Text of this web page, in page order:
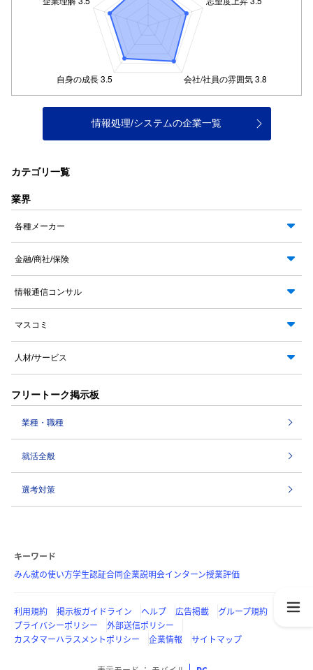
情報処理/システムの企業一覧
カテゴリ一覧
業界
各種メーカー
金融/商社/保険
情報通信コンサル
マスコミ
人材/サービス
フリートーク掲示板
業種・職種
就活全般
選考対策
キーワード
みん就の使い方学生認証合同企業説明会インターン授業評価
利用規約 掲示板ガイドライン ヘルプ 広告掲載
グループ規約
プライバシーポリシー
外部送信ポリシー
カスタマーハラスメントポリシー
企業情報 サイトマップ